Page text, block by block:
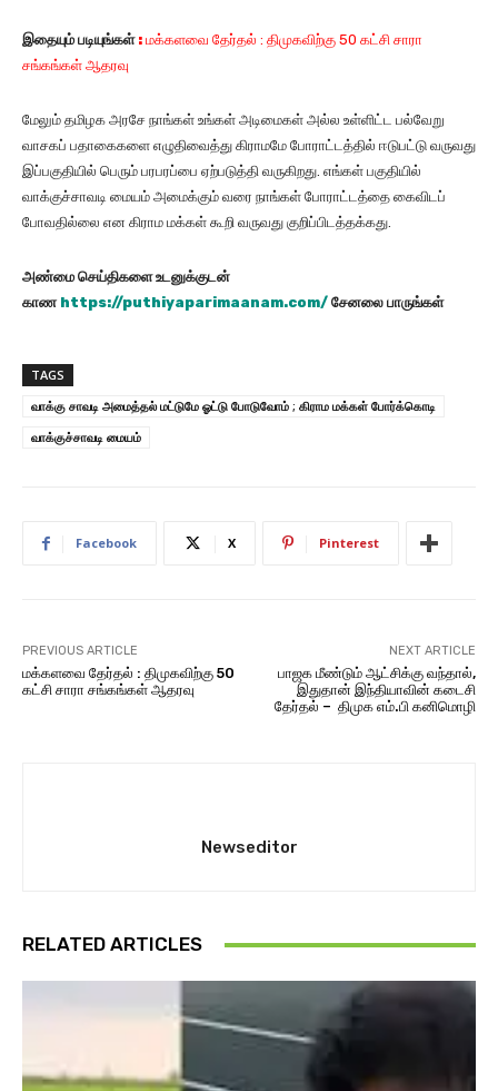
இதையும் படியுங்கள் : மக்களவை தேர்தல் : திமுகவிற்கு 50 கட்சி சாரா
சங்கங்கள் ஆதரவு
மேலும் தமிழக அரசே நாங்கள் உங்கள் அடிமைகள் அல்ல உள்ளிட்ட பல்வேறு
வாசகப் பதாகைகளை எழுதிவைத்து கிராமமே போராட்டத்தில் ஈடுபட்டு வருவது
இப்பகுதியில் பெரும் பரபரப்பை ஏற்படுத்தி வருகிறது. எங்கள் பகுதியில்
வாக்குச்சாவடி மையம் அமைக்கும் வரை நாங்கள் போராட்டத்தை கைவிடப்
போவதில்லை என கிராம மக்கள் கூறி வருவது குறிப்பிடத்தக்கது.
அண்மை செய்திகளை உடனுக்குடன்
காண https://puthiyaparimaanam.com/ சேனலை பாருங்கள்
TAGS
வாக்கு சாவடி அமைத்தல் மட்டுமே ஓட்டு போடுவோம் ; கிராம மக்கள் போர்க்கொடி
வாக்குச்சாவடி மையம்
Facebook X Pinterest
PREVIOUS ARTICLE
மக்களவை தேர்தல் : திமுகவிற்கு 50
கட்சி சாரா சங்கங்கள் ஆதரவு
NEXT ARTICLE
பாஜக மீண்டும் ஆட்சிக்கு வந்தால்,
இதுதான் இந்தியாவின் கடைசி
தேர்தல் – திமுக எம்.பி கனிமொழி
Newseditor
RELATED ARTICLES